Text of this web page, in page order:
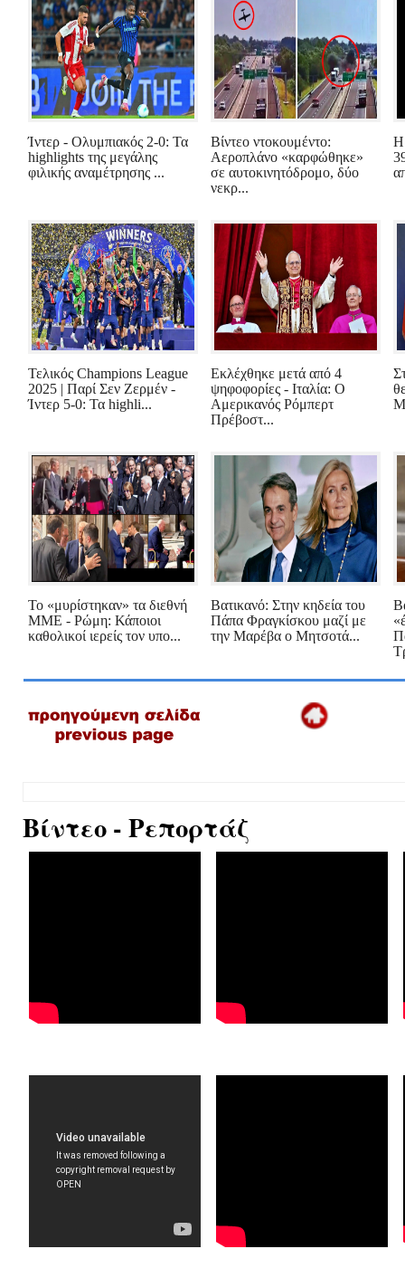
Ίντερ - Ολυμπιακός 2-0: Τα
highlights της μεγάλης
φιλικής αναμέτρησης ...
Βίντεο ντοκουμέντο:
Aεροπλάνο «καρφώθηκε»
σε αυτοκινητόδρομο, δύο
νεκρ...
Η
Τελικός Champions League
2025 | Παρί Σεν Ζερμέν -
Ίντερ 5-0: Τα highli...
Εκλέχθηκε μετά από 4
ψηφοφορίες - Ιταλία: Ο
Αμερικανός Ρόμπερτ
Πρέβοστ...
Το «μυρίστηκαν» τα διεθνή
ΜΜΕ - Ρώμη: Κάποιοι
καθολικοί ιερείς τον υπο...
Βατικανό: Στην κηδεία του
Πάπα Φραγκίσκου μαζί με
την Μαρέβα ο Μητσοτά...
Βίντεο - Ρεπορτάζ